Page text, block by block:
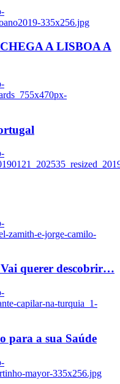
335x256.jpg
A LISBOA A
zamith-e-jorge-camilo-
Vai querer descobrir…
capilar-na-turquia_1-
para a sua Saúde
mayor-335x256.jpg